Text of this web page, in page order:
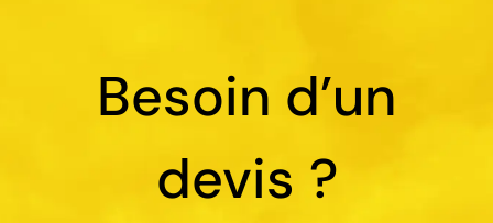
Besoin d’un
devis ?